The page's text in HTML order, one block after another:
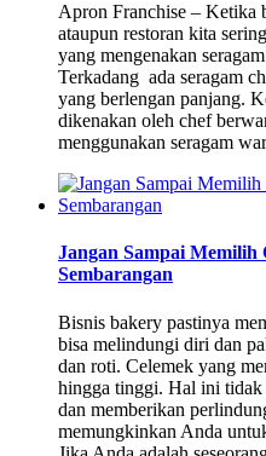
Apron Franchise – Ketika
ataupun restoran kita
yang mengenakan
Terkadang ada seragam
yang berlengan panjang.
dikenakan oleh chef
menggunakan seragam
Jangan Sampai Memilih
Sembarangan
Bisnis bakery pastinya
bisa melindungi diri dan
dan roti. Celemek yang
hingga tinggi. Hal ini tidak
dan memberikan
memungkinkan Anda